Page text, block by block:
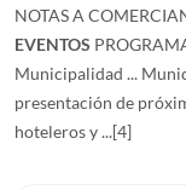
NOTAS A
EVENTOS
Municipalidad ...
presentación de
hoteleros y ...[4]